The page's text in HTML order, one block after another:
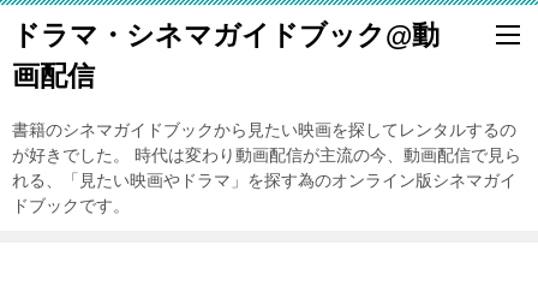
ドラマ・シネマガイドブック@動
画配信
書籍のシネマガイドブックから見たい映画を探してレンタルするの
が好きでした。 時代は変わり動画配信が主流の今、動画配信で見ら
れる、「見たい映画やドラマ」を探す為のオンライン版シネマガイ
ドブックです。